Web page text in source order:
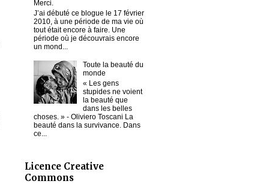
Merci.
J’ai débuté ce blogue le 17 février
2010, à une période de ma vie où
tout était encore à faire. Une
période où je découvrais encore
un mond...
Toute la beauté du
monde
« Les gens
stupides ne voient
la beauté que
dans les belles
choses. » - Oliviero Toscani La
beauté dans la survivance. Dans
ce...
Licence Creative
Commons